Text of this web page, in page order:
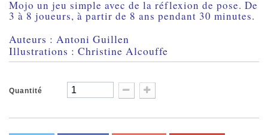
Mojo un jeu simple avec de la réflexion de pose. De
3 à 8 joueurs, à partir de 8 ans pendant 30 minutes.
Auteurs : Antoni Guillen
Illustrations : Christine Alcouffe
Quantité